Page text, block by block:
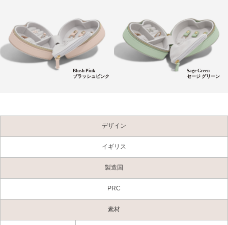
Blush Pink
ブラッシュピンク
Sage Green
セージ グリーン
デザイン
イギリス
製造国
PRC
素材